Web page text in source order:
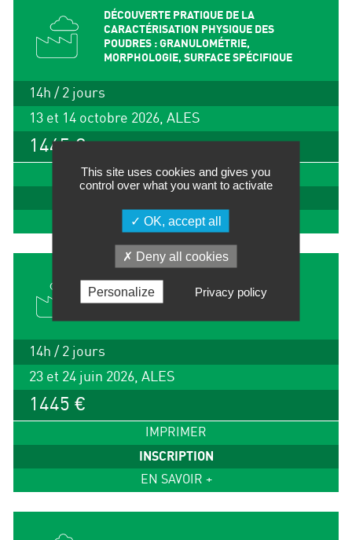
DÉCOUVERTE PRATIQUE DE LA
CARACTÉRISATION PHYSIQUE DES
POUDRES : GRANULOMÉTRIE,
MORPHOLOGIE, SURFACE SPÉCIFIQUE
14h / 2 jours
13 et 14 octobre 2026, ALES
1445 €
IMPRIMER
EN SAVOIR +
LA PRATIQUE DU BROYAGE ET DE LA
MICRONISATION
14h / 2 jours
23 et 24 juin 2026, ALES
1445 €
IMPRIMER
INSCRIPTION
EN SAVOIR +
This site uses cookies and gives you
control over what you want to activate
OK, accept all
Deny all cookies
Personalize Privacy policy